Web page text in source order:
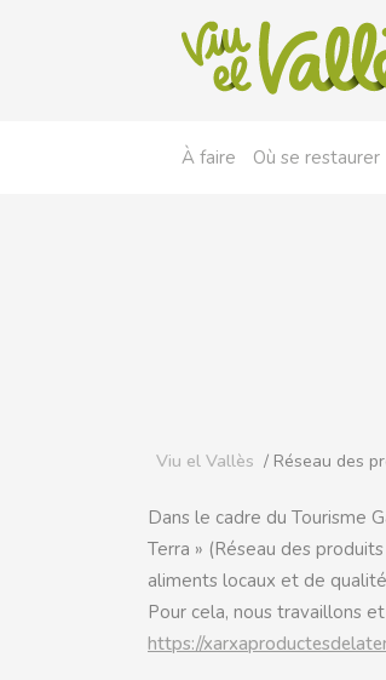
À faire Où se restaurer
Viu el Vallès / Réseau des
Dans le cadre du Tourisme
Terra » (Réseau des
aliments locaux et de
Pour cela, nous travaillons
https://